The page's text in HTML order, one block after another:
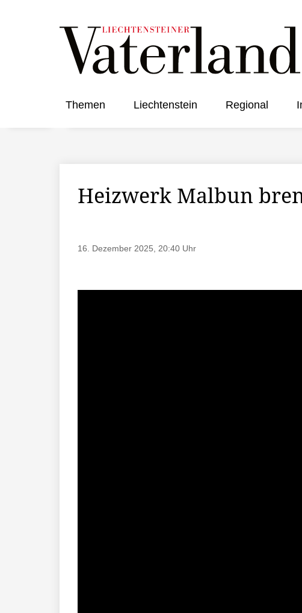
Themen Liechtenstein Regional
Heizwerk Malbun
16. Dezember 2025, 20:40 Uhr